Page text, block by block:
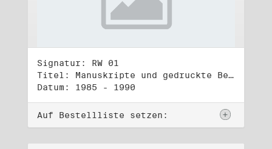
Signatur: RW 01
Titel: Manuskripte und gedruckte Belege (1)
Datum: 1985 - 1990
Auf Bestellliste setzen: